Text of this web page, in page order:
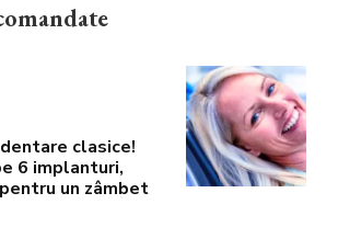
clasice!
6 implanturi,
un zâmbet